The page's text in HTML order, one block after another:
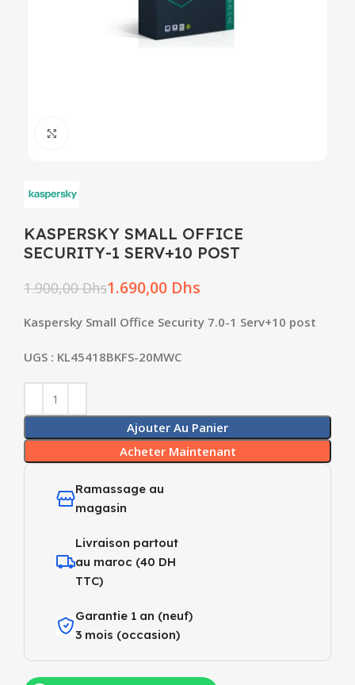
KASPERSKY SMALL OFFICE
SECURITY-1 SERV+10 POST
1.900,00Dhs1.690,00 Dhs
Kaspersky Small Office Security 7.0-1 Serv+10 post
UGS : KL45418BKFS-20MWC
Ajouter Au Panier
Acheter Maintenant
Ramassage au
magasin
Livraison partout
au maroc (40 DH
TTC)
Garantie 1 an (neuf)
3 mois (occasion)